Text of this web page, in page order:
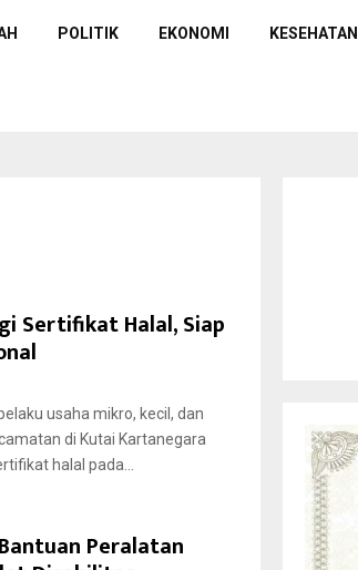
POLITIK EKONOMI KESEHATAN
Sertifikat Halal, Siap
usaha mikro, kecil, dan
di Kutai Kartanegara
halal pada...
Peralatan